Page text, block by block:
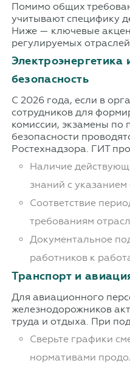
Помимо общих
учитывают специфику
Ниже — ключевые
регулируемых
безопасность
С 2026 года, если в
сотрудников для
комиссии, экзамены
безопасности
Ростехнадзора. ГИТ
Наличие
знаний с указанием
Соответствие
требованиям
Документальное
работников к
Транспорт и
Для авиационного
железнодорожников
труда и отдыха. При
Сверьте графики
нормативами